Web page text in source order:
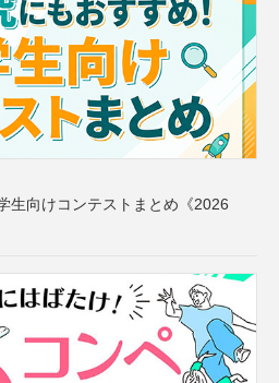
生向けコンテストまとめ《2026